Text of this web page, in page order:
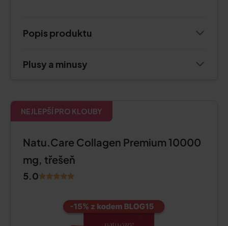
Popis produktu
Plusy a minusy
NEJLEPŠÍ PRO KLOUBY
Natu.Care Collagen Premium 10000
mg, třešeň
5.0